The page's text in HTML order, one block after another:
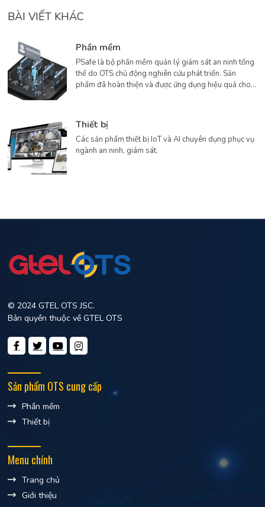
BÀI VIẾT KHÁC
Phần mềm
PSafe là bộ phần mềm quản lý giám sát an ninh tổng
thể do OTS chủ động nghiên cứu phát triển. Sản
phẩm đã hoàn thiện và được ứng dụng hiệu quả cho
Thiết bị
Các sản phẩm thiết bị IoT và AI chuyên dụng phục vụ
ngành an ninh, giám sát.
© 2024 GTEL OTS JSC.
Bản quyền thuộc về GTEL OTS
Sản phẩm OTS cung cấp
Phần mềm
Thiết bị
Menu chính
Trang chủ
Giới thiệu